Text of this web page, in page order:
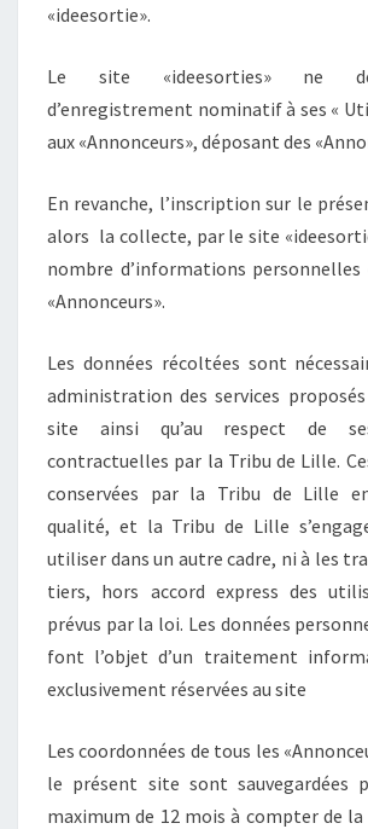
«ideesortie».
Le site «ideesorties» ne
d’enregistrement nominatif à ses «
aux «Annonceurs», déposant des
En revanche, l’inscription sur le
alors la collecte, par le site
nombre d’informations
«Annonceurs».
Les données récoltées sont
administration des services
site ainsi qu’au respect de
contractuelles par la Tribu de Lille.
conservées par la Tribu de Lille
qualité, et la Tribu de Lille
utiliser dans un autre cadre, ni à les
tiers, hors accord express des
prévus par la loi. Les données
font l’objet d’un traitement
exclusivement réservées au site
Les coordonnées de tous les
le présent site sont sauvegardées
maximum de 12 mois à compter de la